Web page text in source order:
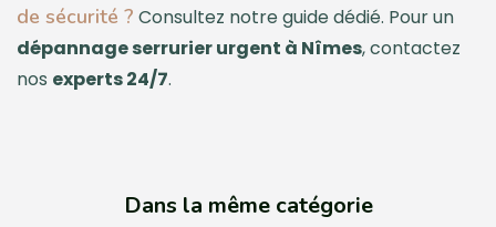
de sécurité ? Consultez notre guide dédié. Pour un
dépannage serrurier urgent à Nîmes, contactez
nos experts 24/7.
Dans la même catégorie